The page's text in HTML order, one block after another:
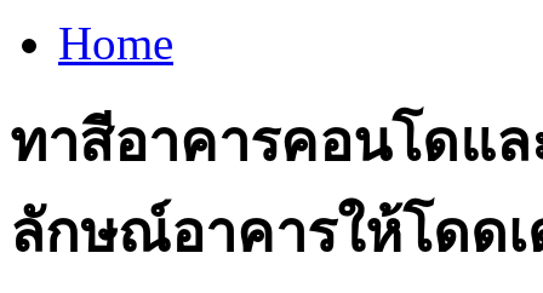
Home
ทาสีอาคารคอนโดแ
ลักษณ์อาคารให้โดด